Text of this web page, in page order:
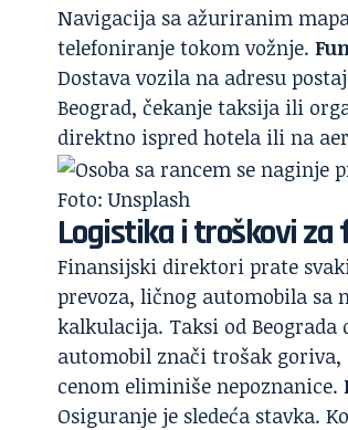
Navigacija sa ažuriranim
telefoniranje tokom vožnje.
Dostava vozila na adresu
Beograd, čekanje taksija ili
direktno ispred hotela ili na
Foto: Unsplash
Logistika i troškovi
Finansijski direktori prate
prevoza, ličnog automobila sa
kalkulacija. Taksi od
automobil znači trošak
cenom eliminiše nepoznanice.
Osiguranje je sledeća stavka.